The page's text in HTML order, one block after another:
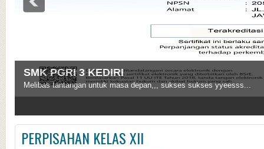
SMK PGRI 3 KEDIRI
Melibas tantangan untuk masa depan,,, sukses sukses yyeesss...
PERPISAHAN KELAS XII